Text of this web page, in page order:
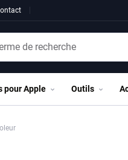
pour Apple Outils